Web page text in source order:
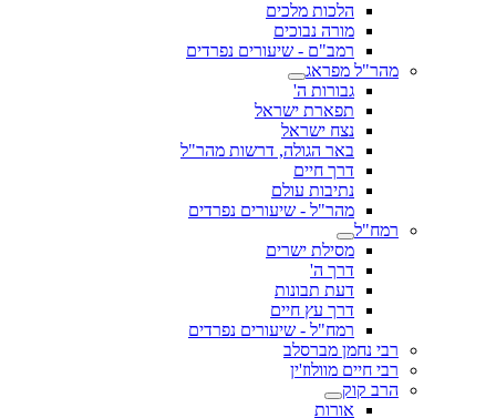
הלכות מלכים
מורה נבוכים
רמב"ם - שיעורים נפרדים
מהר"ל מפראג
גבורות ה'
תפארת ישראל
נצח ישראל
באר הגולה, דרשות מהר"ל
דרך חיים
נתיבות עולם
מהר"ל - שיעורים נפרדים
רמח"ל
מסילת ישרים
דרך ה'
דעת תבונות
דרך עץ חיים
רמח"ל - שיעורים נפרדים
רבי נחמן מברסלב
רבי חיים מוולוז'ין
הרב קוק
אורות